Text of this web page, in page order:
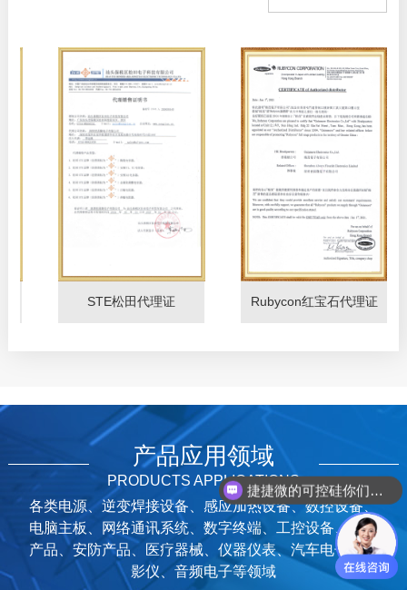
STE松田代理证 Rubycon红宝石代理证
产品应用领域
PRODUCTS APPLICATIONS
各类电源、逆变焊接设备、感应加热设备、数控设备、
电脑主板、网络通讯系统、数字终端、工控设备、军工
产品、安防产品、医疗器械、仪器仪表、汽车电子、投
影仪、音频电子等领域
FUZETEC富致 FRVL075-120F 10000
HY虹扬 HER304G 12000
捷捷微 10000
捷捷微 30000
FSMD014-R 10000
Alfa-MOS闸能 AFN4634WS 20000
HY虹扬 KBL408
SMF15CA 10000
Rubycon红宝石 50YXJ470M(12.5X20) 8000
FUZETEC富致 FRU185-30F 10000
捷捷微的可控硅你们代理吗？